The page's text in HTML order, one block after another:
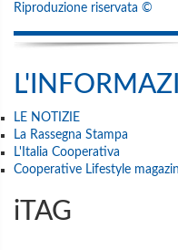
Riproduzione riservata ©
LE NOTIZIE
La Rassegna Stampa
L'Italia Cooperativa
Cooperative Lifestyle
iTAG